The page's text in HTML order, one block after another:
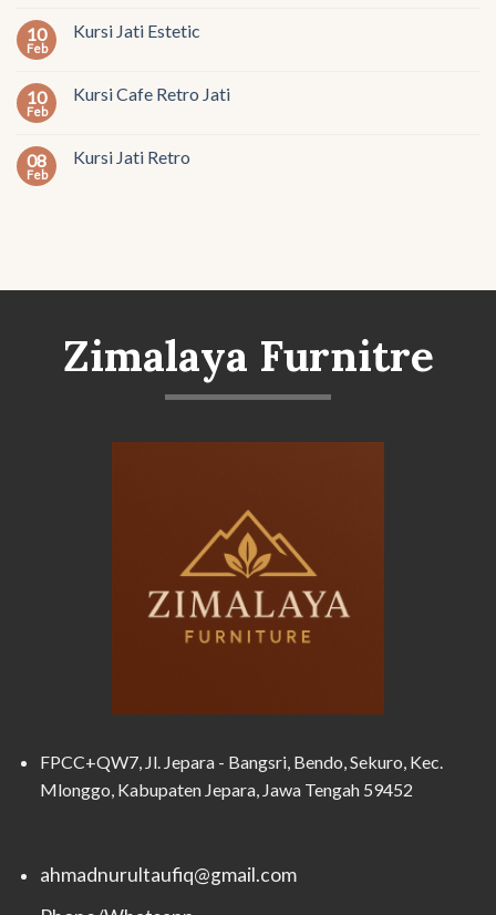
10
Feb
Kursi Jati Estetic
10
Feb
Kursi Cafe Retro Jati
08
Feb
Kursi Jati Retro
Zimalaya Furnitre
FPCC+QW7, Jl. Jepara - Bangsri, Bendo, Sekuro, Kec.
Mlonggo, Kabupaten Jepara, Jawa Tengah 59452
ahmadnurultaufiq@gmail.com